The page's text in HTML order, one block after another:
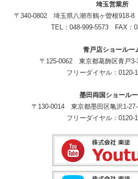
埼玉営業所
〒340-0802 埼玉県八潮市鶴ヶ曽根918-
TEL：048-999-5573 FAX：
青戸店ショールー
〒125-0062 東京都葛飾区青戸3-
フリーダイヤル：0120-
墨田両国ショール
〒130-0014 東京都墨田区亀沢1-
フリーダイヤル：0120-